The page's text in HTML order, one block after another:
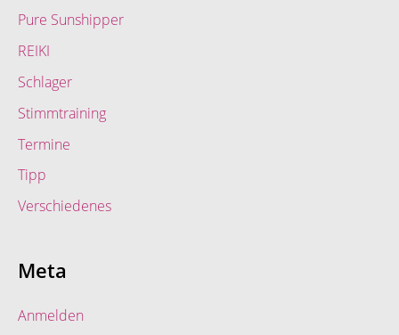
Pure Sunshipper
REIKI
Schlager
Stimmtraining
Termine
Tipp
Verschiedenes
Meta
Anmelden